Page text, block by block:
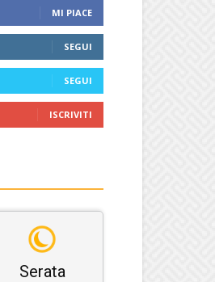
MI PIACE
SEGUI
SEGUI
ISCRIVITI
Serata